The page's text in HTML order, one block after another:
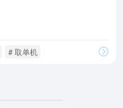
# 取单机